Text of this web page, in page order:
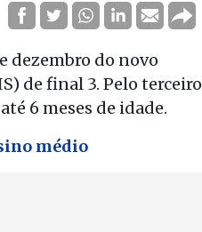
dezembro do novo
de final 3. Pelo terceiro
6 meses de idade.
médio